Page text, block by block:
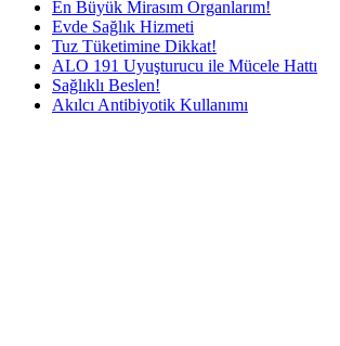
En Büyük Mirasım Organlarım!
Evde Sağlık Hizmeti
Tuz Tüketimine Dikkat!
ALO 191 Uyuşturucu ile Mücele Hattı
Sağlıklı Beslen!
Akılcı Antibiyotik Kullanımı